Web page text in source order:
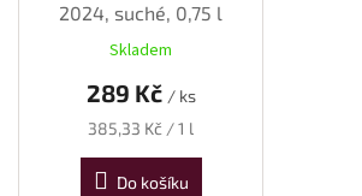
2024, suché, 0,75 l
Skladem
289 Kč / ks
Měrná
385,33 Kč / 1 l
Do košíku